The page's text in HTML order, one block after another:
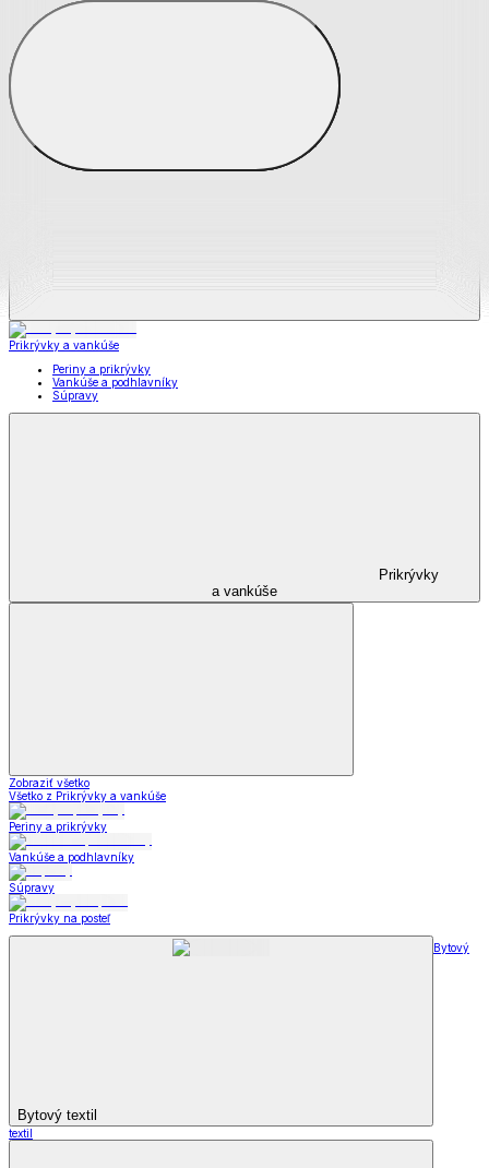
Zobraziť všetko
Všetko z Matrace a matracové chrániče
Matrace
Chrániče na matrace
Prikrývky a vankúše
Periny a prikrývky
Vankúše a podhlavníky
Súpravy
Prikrývky
a vankúše
Zobraziť všetko
Všetko z Prikrývky a vankúše
Periny a prikrývky
Vankúše a podhlavníky
Súpravy
Prikrývky na posteľ
Bytový textil
Bytový
textil